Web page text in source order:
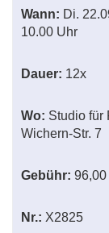
Wann: Di.
10.00 Uhr
Dauer: 12x
Wo: Studio für
Wichern-Str. 7
Gebühr: 96,00
Nr.: X2825